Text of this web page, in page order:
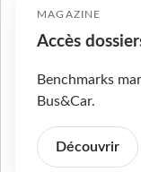
MAGAZINE
Accès
Benchmarks
Bus&Car.
Découvrir